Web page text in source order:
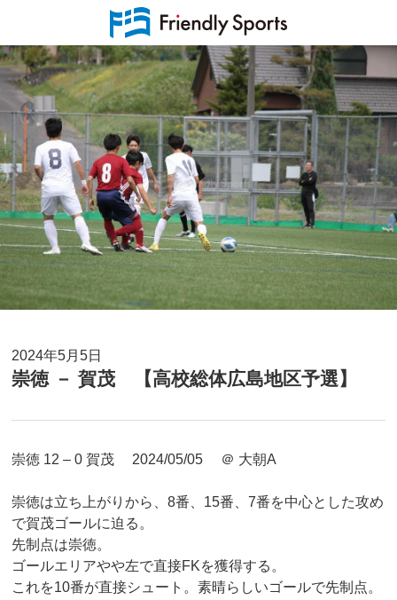
2024年5月5日
崇徳 － 賀茂 【高校総体広島地区予選】
崇徳 12 – 0 賀茂 2024/05/05 ＠ 大朝A
崇徳は立ち上がりから、8番、15番、7番を中心とした攻め
で賀茂ゴールに迫る。
先制点は崇徳。
ゴールエリアやや左で直接FKを獲得する。
これを10番が直接シュート。素晴らしいゴールで先制点。